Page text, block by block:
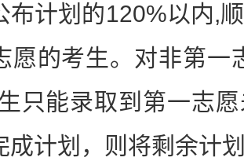
布计划的120%以内,
愿的考生。对非第一
只能录取到第一志
成计划，则将剩余计